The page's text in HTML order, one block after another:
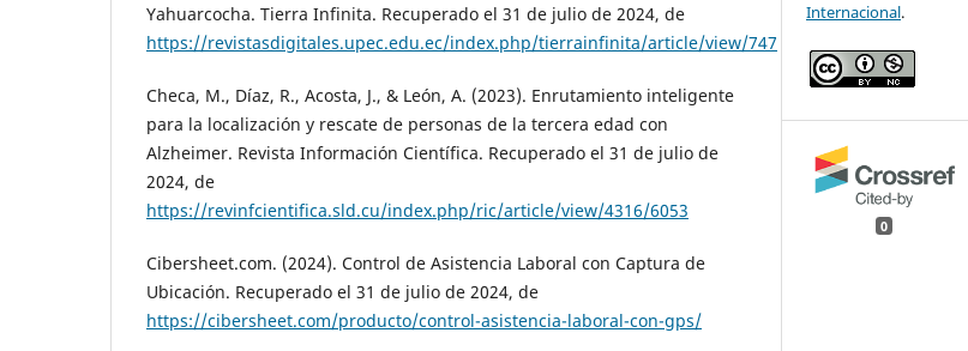
Yahuarcocha. Tierra Infinita. Recuperado el 31 de julio de 2024, de
https://revistasdigitales.upec.edu.ec/index.php/tierrainfinita/article/view/747
Checa, M., Díaz, R., Acosta, J., & León, A. (2023). Enrutamiento inteligente
para la localización y rescate de personas de la tercera edad con
Alzheimer. Revista Información Científica. Recuperado el 31 de julio de
2024, de
https://revinfcientifica.sld.cu/index.php/ric/article/view/4316/6053
Cibersheet.com. (2024). Control de Asistencia Laboral con Captura de
Ubicación. Recuperado el 31 de julio de 2024, de
https://cibersheet.com/producto/control-asistencia-laboral-con-gps/
Internacional.
0